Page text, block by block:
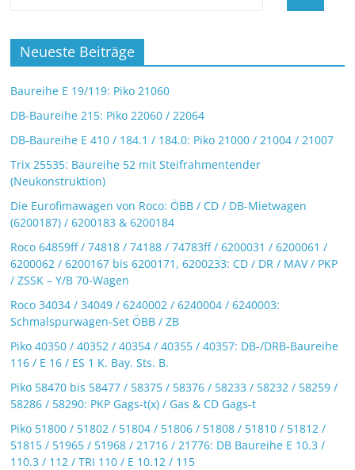
Neueste Beiträge
Baureihe E 19/119: Piko 21060
DB-Baureihe 215: Piko 22060 / 22064
DB-Baureihe E 410 / 184.1 / 184.0: Piko 21000 / 21004 / 21007
Trix 25535: Baureihe 52 mit Steifrahmentender
(Neukonstruktion)
Die Eurofimawagen von Roco: ÖBB / CD / DB-Mietwagen
(6200187) / 6200183 & 6200184
Roco 64859ff / 74818 / 74188 / 74783ff / 6200031 / 6200061 /
6200062 / 6200167 bis 6200171, 6200233: CD / DR / MAV / PKP
/ ZSSK – Y/B 70-Wagen
Roco 34034 / 34049 / 6240002 / 6240004 / 6240003:
Schmalspurwagen-Set ÖBB / ZB
Piko 40350 / 40352 / 40354 / 40355 / 40357: DB-/DRB-Baureihe
116 / E 16 / ES 1 K. Bay. Sts. B.
Piko 58470 bis 58477 / 58375 / 58376 / 58233 / 58232 / 58259 /
58286 / 58290: PKP Gags-t(x) / Gas & CD Gags-t
Piko 51800 / 51802 / 51804 / 51806 / 51808 / 51810 / 51812 /
51815 / 51965 / 51968 / 21716 / 21776: DB Baureihe E 10.3 /
110.3 / 112 / TRI 110 / E 10.12 / 115